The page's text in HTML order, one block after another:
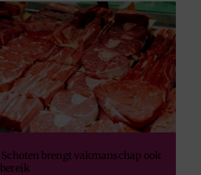
brengt vakmanschap ook